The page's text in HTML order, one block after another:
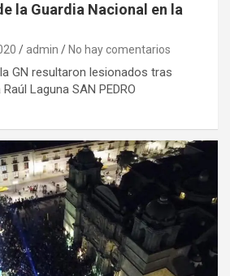
la Guardia Nacional en la
admin No hay comentarios
GN resultaron lesionados tras
Laguna SAN PEDRO